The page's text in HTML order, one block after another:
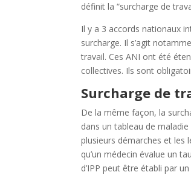
définit la “surcharge de
Il y a 3 accords nationaux
surcharge. Il s’agit
travail. Ces ANI ont été
collectives. Ils sont
Surcharge de
De la même façon, la
dans un tableau de
plusieurs démarches et les
qu’un médecin évalue un
d’IPP peut être établi par